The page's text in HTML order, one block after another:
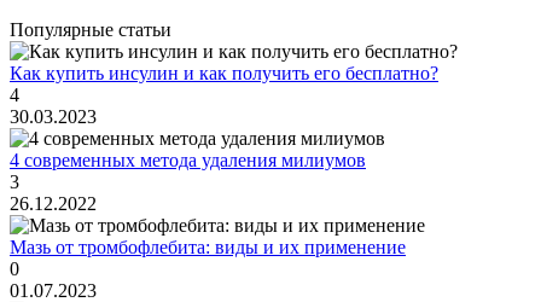
Популярные статьи
Как купить инсулин и как получить его бесплатно?
4
30.03.2023
4 современных метода удаления милиумов
3
26.12.2022
Мазь от тромбофлебита: виды и их применение
0
01.07.2023